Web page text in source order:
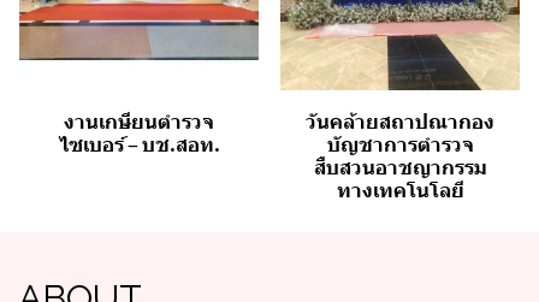
งานเกษียนตำรวจ
ไซเบอร์ – บช.สอท.
วันคล้ายสถาปณากอง
บัญชาการตำรวจ
สืบสวนอาชญากรรม
ทางเทคโนโลยี